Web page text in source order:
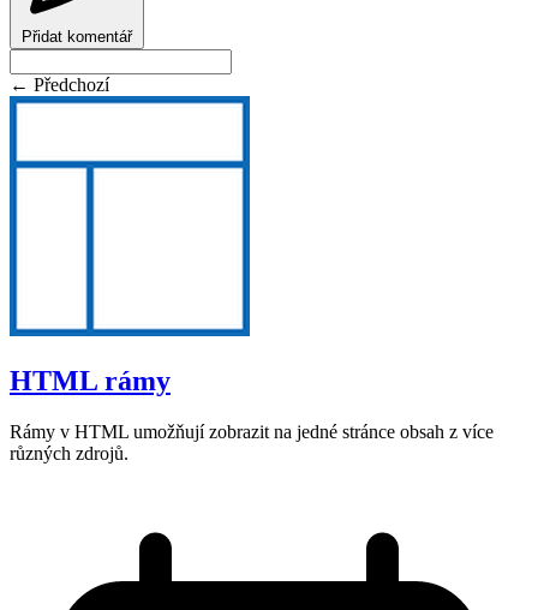
Přidat komentář
← Předchozí
HTML rámy
Rámy v HTML umožňují zobrazit na jedné stránce obsah z více
různých zdrojů.